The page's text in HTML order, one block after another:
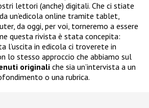
lettori (anche) digitali. Che ci stiate
un’edicola online tramite tablet,
da oggi, per voi, torneremo a essere
questa rivista è stata concepita:
l’uscita in edicola ci troverete in
lo stesso approccio che abbiamo sul
originali che sia un’intervista a un
o una rubrica.